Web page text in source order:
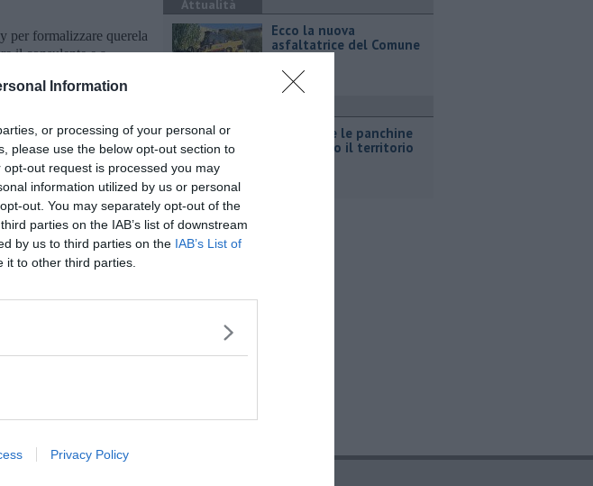
Information
or processing of your personal or
please use the below opt-out section to
out request is processed you may
information utilized by us or personal
out. You may separately opt-out of the
parties on the IAB’s list of downstream
by us to third parties on the IAB’s List of
it to other third parties.
Privacy Policy
per formalizzare querela
il consulente e a
- ToscanaMedia.
Attualità
Ecco la nuova
asfaltatrice del Comune
Così anche le panchine
raccontano il territorio